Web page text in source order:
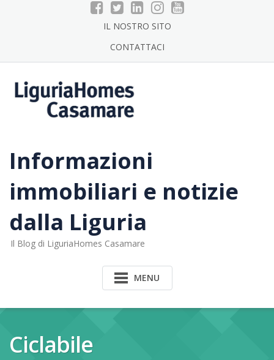
IL NOSTRO SITO
CONTATTACI
Informazioni
immobiliari e notizie
dalla Liguria
Il Blog di LiguriaHomes Casamare
MENU
Ciclabile